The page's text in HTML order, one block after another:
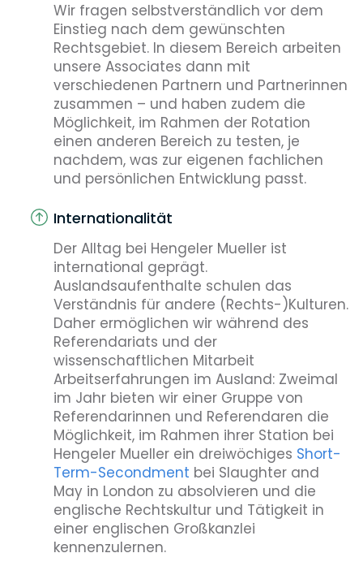
Wir fragen selbstverständlich vor dem
Einstieg nach dem gewünschten
Rechtsgebiet. In diesem Bereich arbeiten
unsere Associates dann mit
verschiedenen Partnern und Partnerinnen
zusammen – und haben zudem die
Möglichkeit, im Rahmen der Rotation
einen anderen Bereich zu testen, je
nachdem, was zur eigenen fachlichen
und persönlichen Entwicklung passt.
Internationalität
Der Alltag bei Hengeler Mueller ist
international geprägt.
Auslandsaufenthalte schulen das
Verständnis für andere (Rechts-)­Kulturen.
Daher ermöglichen wir während des
Referendariats und der
wissenschaftlichen Mitarbeit
Arbeitserfahrungen im Ausland: Zweimal
im Jahr bieten wir einer Gruppe von
Referendarinnen und Referendaren die
Möglichkeit, im Rahmen ihrer Station bei
Hengeler Mueller ein dreiwöchiges Short-
Term-Secondment bei Slaughter and
May in London zu absolvieren und die
englische Rechtskultur und Tätigkeit in
einer englischen Großkanzlei
kennenzulernen.